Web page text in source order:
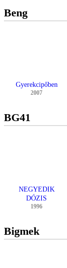
Beng
Gyerekcipőben
2007
BG41
NEGYEDIK
DÓZIS
1996
Bigmek